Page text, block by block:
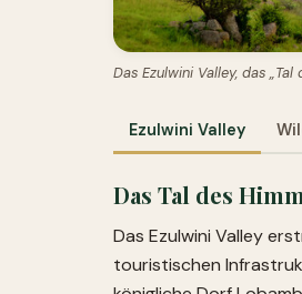
Das Ezulwini Valley, das
Ezulwini Valley
Das Tal des
Das Ezulwini Valley
touristischen